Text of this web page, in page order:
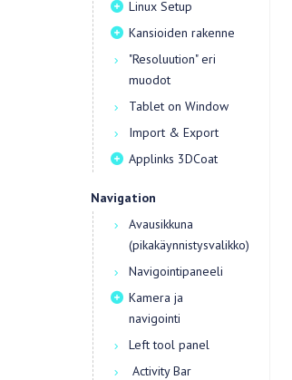
Linux Setup
Kansioiden rakenne
"Resoluution" eri
muodot
Tablet on Window
Import & Export
Applinks 3DCoat
Navigation
Avausikkuna
(pikakäynnistysvalikko)
Navigointipaneeli
Kamera ja
navigointi
Left tool panel
Activity Bar